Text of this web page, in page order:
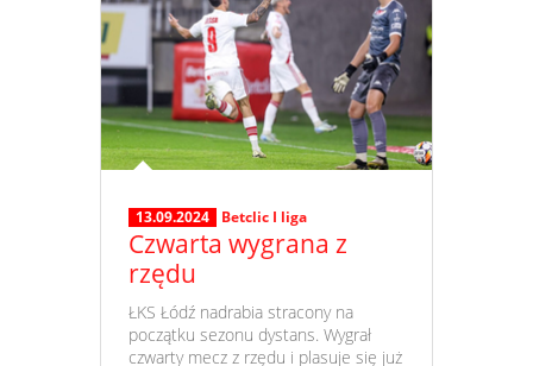
13.09.2024 Betclic I liga
Czwarta wygrana z
rzędu
​ ŁKS Łódź nadrabia stracony na
początku sezonu dystans. Wygrał
czwarty mecz z rzędu i plasuje się już